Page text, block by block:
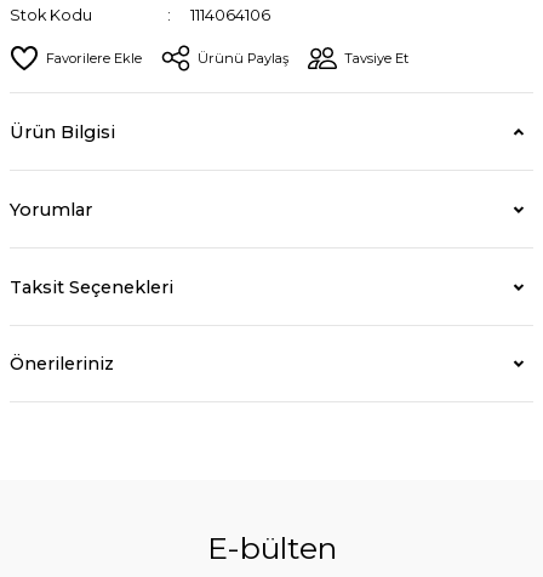
Stok Kodu
1114064106
Ürünü Paylaş Tavsiye Et
Ürün Bilgisi
Yorumlar
Taksit Seçenekleri
Önerileriniz
E-bülten